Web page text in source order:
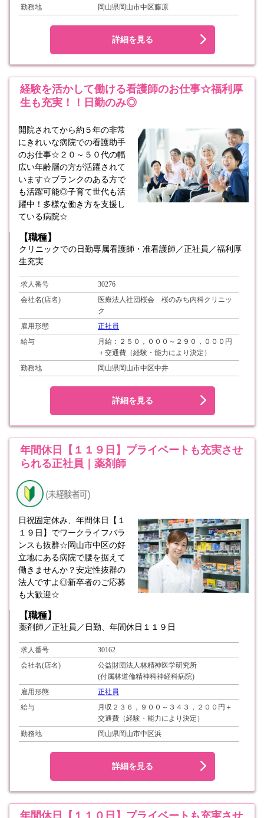
勤務地
岡山県岡山市中区藤原
詳細を見る
経験を活かして働ける看護師のお仕事☆福利厚
生も充実！！日勤のみ◎
開院されてから約５年の非常
にきれいな病院での看護助手
のお仕事☆２０～５０代の幅
広い年齢層の方が活躍されて
います☆ブランクのある方で
も活躍可能◎子育て世代も活
躍中！多様な働き方を支援し
ている病院☆
【職種】
クリニックでの日勤専属看護師・准看護師／正社員／福利厚
生充実
求人番号
30276
会社名(店名)
医療法人社団桜会 桜のみち内科クリニッ
ク
雇用形態
正社員
給与
月給：２５０，０００～２９０，０００円
＋交通費（経験・能力により決定）
勤務地
岡山県岡山市中区中井
詳細を見る
年間休日【１１９日】プライベートも充実させ
られる正社員｜薬剤師
日祝固定休み、年間休日【１
１９日】でワークライフバラ
ンスも抜群☆岡山市中区の好
立地にある病院で腰を据えて
働きませんか？安定性抜群の
法人ですよ◎新卒者のご応募
も大歓迎☆
【職種】
薬剤師／正社員／日勤、年間休日１１９日
求人番号
30162
会社名(店名)
公益財団法人林精神医学研究所
(付属林道倫精神科神経科病院)
雇用形態
正社員
給与
月収２３６，９００～３４３，２００円＋
交通費（経験・能力により決定）
勤務地
岡山県岡山市中区浜
詳細を見る
年間休日【１１０日】プライベートも充実させ